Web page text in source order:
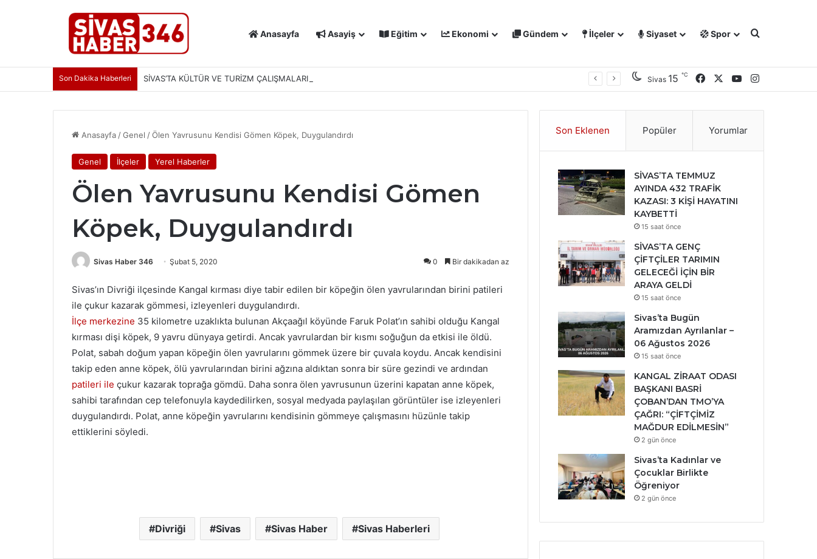
Anasayfa Asayiş Eğitim Ekonomi Gündem İlçeler Siyaset Spor Arama yap
Son Dakika Haberleri SİVAS’TA KÜLTÜR VE TURİZM ÇALIŞMALARI MASAYA YATIRILDI: YENİ PROJELER YOLDA Sivas 15 ℃ FacebookYouTubeInstagram
Anasayfa /Genel /Ölen Yavrusunu Kendisi Gömen Köpek, Duygulandırdı
Genel İlçeler Yerel Haberler
Ölen Yavrusunu Kendisi Gömen
Köpek, Duygulandırdı
Sivas Haber 346 Şubat 5, 2020 0 Bir dakikadan az
Sivas’ın Divriği ilçesinde Kangal kırması diye tabir edilen bir köpeğin ölen yavrularından birini patileri
ile çukur kazarak gömmesi, izleyenleri duygulandırdı.
İlçe merkezine 35 kilometre uzaklıkta bulunan Akçaağıl köyünde Faruk Polat’ın sahibi olduğu Kangal
kırması dişi köpek, 9 yavru dünyaya getirdi. Ancak yavrulardan bir kısmı soğuğun da etkisi ile öldü.
Polat, sabah doğum yapan köpeğin ölen yavrularını gömmek üzere bir çuvala koydu. Ancak kendisini
takip eden anne köpek, ölü yavrularından birini ağzına aldıktan sonra bir süre gezindi ve ardından
patileri ile çukur kazarak toprağa gömdü. Daha sonra ölen yavrusunun üzerini kapatan anne köpek,
sahibi tarafından cep telefonuyla kaydedilirken, sosyal medyada paylaşılan görüntüler ise izleyenleri
duygulandırdı. Polat, anne köpeğin yavrularını kendisinin gömmeye çalışmasını hüzünle takip
ettiklerini söyledi.
Divriği Sivas Sivas Haber Sivas Haberleri
Son Eklenen Popüler Yorumlar
SİVAS’TA TEMMUZ
AYINDA 432 TRAFİK
KAZASI: 3 KİŞİ HAYATINI
KAYBETTİ
15 saat önce
SİVAS’TA GENÇ
ÇİFTÇİLER TARIMIN
GELECEĞİ İÇİN BİR
ARAYA GELDİ
15 saat önce
Sivas’ta Bugün
Aramızdan Ayrılanlar –
06 Ağustos 2026
15 saat önce
KANGAL ZİRAAT ODASI
BAŞKANI BASRİ
ÇOBAN’DAN TMO’YA
ÇAĞRI: “ÇİFTÇİMİZ
MAĞDUR EDİLMESİN”
2 gün önce
Sivas’ta Kadınlar ve
Çocuklar Birlikte
Öğreniyor
2 gün önce